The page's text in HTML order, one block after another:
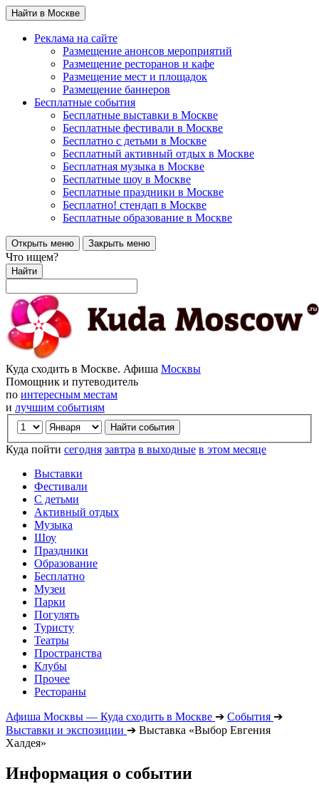
Найти в Москве
Реклама на сайте
Размещение анонсов мероприятий
Размещение ресторанов и кафе
Размещение мест и площадок
Размещение баннеров
Бесплатные события
Бесплатные выставки в Москве
Бесплатные фестивали в Москве
Бесплатно с детьми в Москве
Бесплатный активный отдых в Москве
Бесплатная музыка в Москве
Бесплатные шоу в Москве
Бесплатные праздники в Москве
Бесплатно! стендап в Москве
Бесплатные образование в Москве
Открыть меню Закрыть меню
Что ищем?
Найти
Куда сходить в Москве. Афиша Москвы
Помощник и путеводитель
по интересным местам
и лучшим событиям
Куда пойти сегодня завтра в выходные в этом месяце
Выставки
Фестивали
С детьми
Активный отдых
Музыка
Шоу
Праздники
Образование
Бесплатно
Музеи
Парки
Погулять
Туристу
Театры
Пространства
Клубы
Прочее
Рестораны
Афиша Москвы — Куда сходить в Москве ➔ События ➔
Выставки и экспозиции ➔ Выставка «Выбор Евгения
Халдея»
Информация о событии